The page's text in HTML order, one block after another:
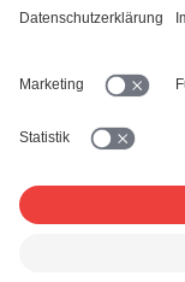
Facebook
Blog